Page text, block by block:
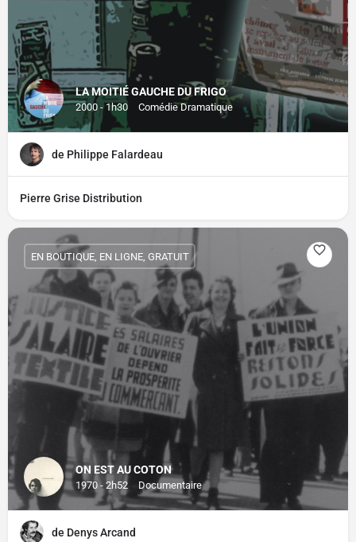
LA MOITIÉ GAUCHE DU FRIGO
2000 - 1h30 Comédie Dramatique
de Philippe Falardeau
Pierre Grise Distribution
ON EST AU COTON
1970 - 2h52 Documentaire
EN BOUTIQUE, EN LIGNE, GRATUIT
de Denys Arcand